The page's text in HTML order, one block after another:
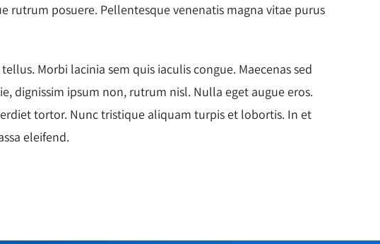
rutrum posuere. Pellentesque venenatis magna vitae purus
Morbi lacinia sem quis iaculis congue. Maecenas sed
dignissim ipsum non, rutrum nisl. Nulla eget augue eros.
tortor. Nunc tristique aliquam turpis et lobortis. In et
eleifend.